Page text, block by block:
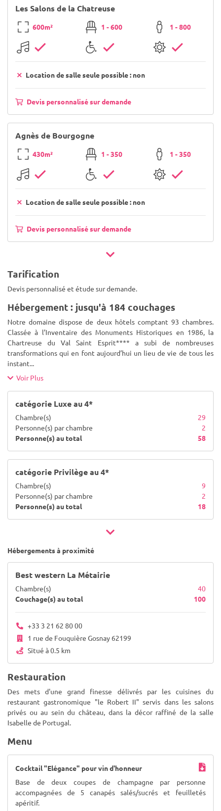
Les Salons de la Chatreuse
600m² 1 - 600 1 - 800
Location de salle seule possible : non
Devis personnalisé sur demande
Agnès de Bourgogne
430m² 1 - 350 1 - 350
Location de salle seule possible : non
Devis personnalisé sur demande
Tarification
Devis personnalisé et étude sur demande.
Hébergement : jusqu'à 184 couchages
Notre domaine dispose de deux hôtels comptant 93 chambres.
Classée à l’Inventaire des Monuments Historiques en 1986, la
Chartreuse du Val Saint Esprit**** a subi de nombreuses
transformations qui en font aujourd’hui un lieu de vie de tous les
instant...
Voir Plus
catégorie Luxe au 4*
Chambre(s)
29
Personne(s) par chambre
2
Personne(s) au total
58
catégorie Privilège au 4*
Chambre(s)
9
Personne(s) par chambre
2
Personne(s) au total
18
Hébergements à proximité
Best western La Métairie
Chambre(s)
40
Couchage(s) au total
100
+33 3 21 62 80 00
1 rue de Fouquière Gosnay 62199
Situé à 0.5 km
Restauration
Des mets d'une grand finesse délivrés par les cuisines du
restaurant gastronomique "le Robert II" servis dans les salons
privés ou au sein du château, dans la décor raffiné de la salle
Isabelle de Portugal.
Menu
Cocktail "Elégance" pour vin d'honneur
Base de deux coupes de champagne par personne
accompagnées de 5 canapés salés/sucrés et feuilletés
apéritif.